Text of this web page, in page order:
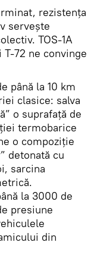
rezistența
servește
TOS-1A
72 ne convinge
până la 10 km
clasice: salva
o suprafață de
termobarice
o compoziție
detonată cu
sarcina
la 3000 de
presiune
din